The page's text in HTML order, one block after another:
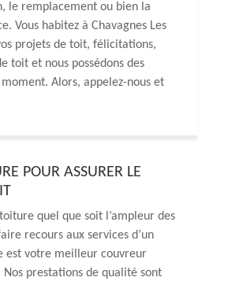
le remplacement ou bien la
Vous habitez à Chavagnes Les
projets de toit, félicitations,
toit et nous possédons des
Alors, appelez-nous et
POUR ASSURER LE
quel que soit l’ampleur des
recours aux services d’un
est votre meilleur couvreur
Nos prestations de qualité sont